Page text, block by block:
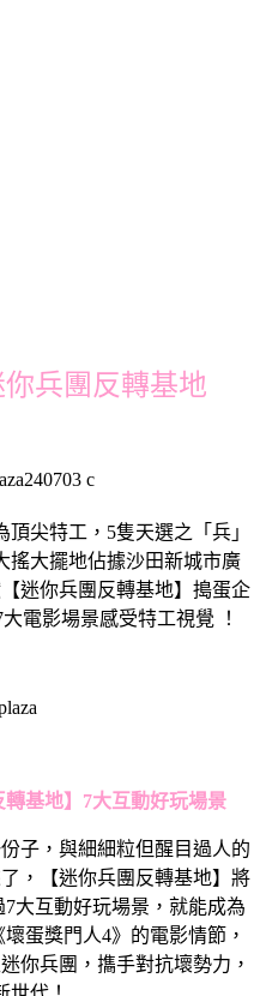
你兵團反轉基地
尖特工，5隻天選之「兵」
搖大擺地佔據沙田新城市廣
迷你兵團反轉基地】搗蛋企
電影場景感受特工視覺 ！
基地】 7大互動好玩場景
子，與細細粒但醒目過人的
，【迷你兵團反轉基地】將
大互動好玩場景，就能成為
蛋獎門人4》的電影情節，
你兵團，㩦手對抗壞勢力，